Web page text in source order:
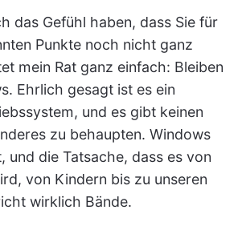
das Gefühl haben, dass Sie für
Punkte noch nicht ganz
mein Rat ganz einfach: Bleiben
Ehrlich gesagt ist es ein
und es gibt keinen
zu behaupten. Windows
und die Tatsache, dass es von
von Kindern bis zu unseren
wirklich Bände.